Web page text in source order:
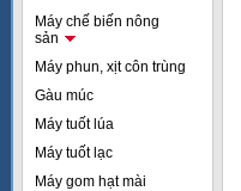
Máy chế biến nông
sản
Máy phun, xịt côn trùng
Gàu múc
Máy tuốt lúa
Máy tuốt lạc
Máy gom hạt mài